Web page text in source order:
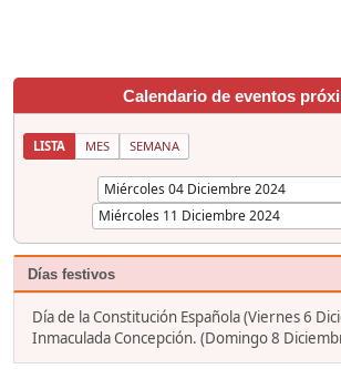
Calendario de eventos
LISTA MES SEMANA
Días festivos
Día de la Constitución Española (Viernes 6
Inmaculada Concepción. (Domingo 8